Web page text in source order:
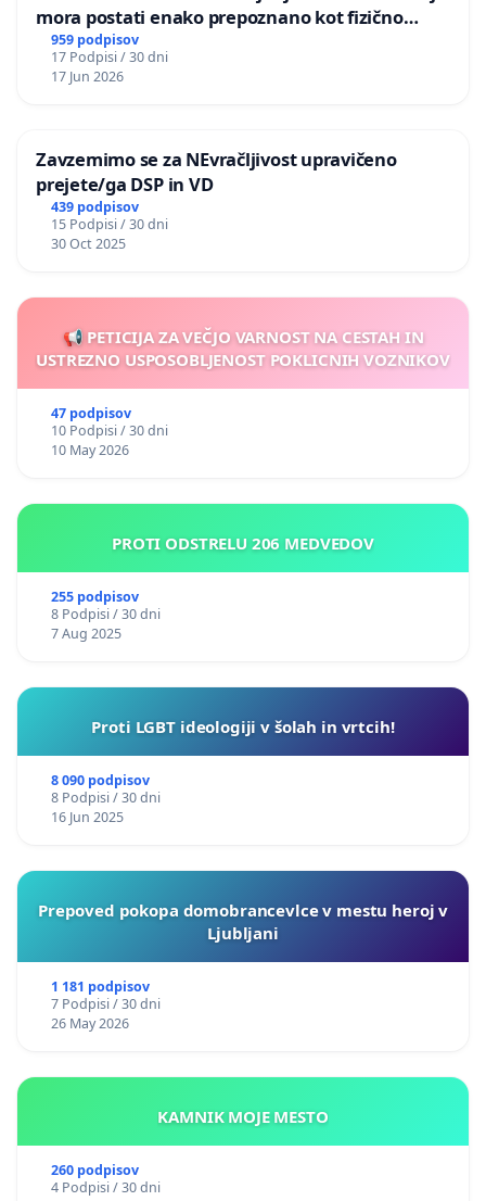
red. prof. dr. Boštjan Botas Kenda
Tomaž Štoka
Civilna iniciativa za ohranitev Plečnikovega stadiona v
izvirni obliki
Peter Mlakar
doc. dr. Tadej Troha
dr. Damjan Prelovšek
Janko Rožič
Jernej Kastelic
prof. dr. Mojca Golobič
izr. prof. dr. Tatjana Capuder Vidmar
izr. prof. dr. Sonja Ifko
mora postati enako prepoznano kot fizično
nasilje
959 podpisov
17 Podpisi / 30 dni
17 Jun 2026
Zavzemimo se za NEvračljivost upravičeno
prejete/ga DSP in VD
439 podpisov
15 Podpisi / 30 dni
30 Oct 2025
📢 PETICIJA ZA VEČJO VARNOST NA CESTAH IN
USTREZNO USPOSOBLJENOST POKLICNIH VOZNIKOV
47 podpisov
10 Podpisi / 30 dni
10 May 2026
PROTI ODSTRELU 206 MEDVEDOV
255 podpisov
8 Podpisi / 30 dni
7 Aug 2025
Proti LGBT ideologiji v šolah in vrtcih!
8 090 podpisov
8 Podpisi / 30 dni
16 Jun 2025
Prepoved pokopa domobrancevlce v mestu heroj v
Ljubljani
1 181 podpisov
7 Podpisi / 30 dni
26 May 2026
KAMNIK MOJE MESTO
260 podpisov
4 Podpisi / 30 dni